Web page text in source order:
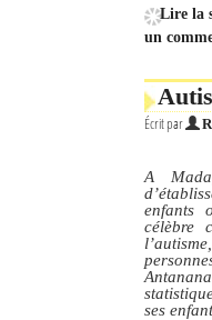
Lire la
un
Écrit par
A
enfants
célèbre
ses